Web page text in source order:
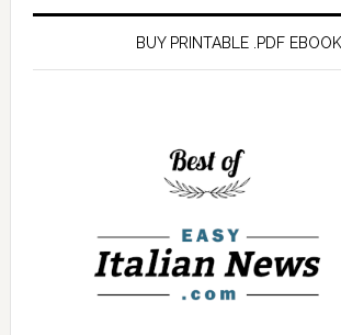
BUY PRINTABLE .PDF